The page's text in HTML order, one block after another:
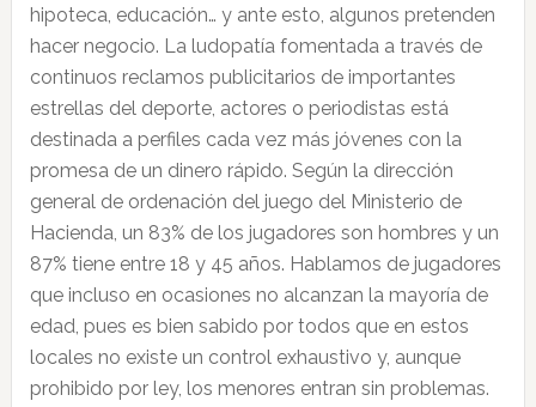
hipoteca, educación… y ante esto, algunos pretenden
hacer negocio. La ludopatía fomentada a través de
continuos reclamos publicitarios de importantes
estrellas del deporte, actores o periodistas está
destinada a perfiles cada vez más jóvenes con la
promesa de un dinero rápido. Según la dirección
general de ordenación del juego del Ministerio de
Hacienda, un 83% de los jugadores son hombres y un
87% tiene entre 18 y 45 años. Hablamos de jugadores
que incluso en ocasiones no alcanzan la mayoría de
edad, pues es bien sabido por todos que en estos
locales no existe un control exhaustivo y, aunque
prohibido por ley, los menores entran sin problemas.